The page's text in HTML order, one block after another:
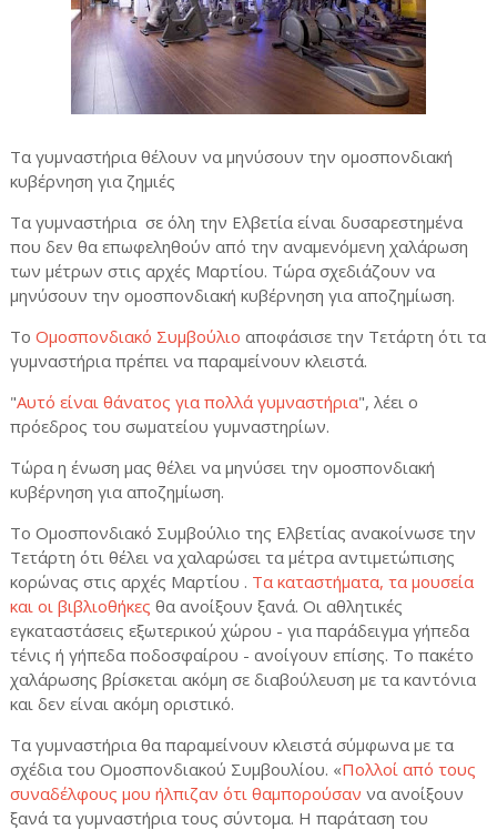
Τα γυμναστήρια θέλουν να μηνύσουν την ομοσπονδιακή
κυβέρνηση για ζημιές
Τα γυμναστήρια σε όλη την Ελβετία είναι δυσαρεστημένα
που δεν θα επωφεληθούν από την αναμενόμενη χαλάρωση
των μέτρων στις αρχές Μαρτίου. Τώρα σχεδιάζουν να
μηνύσουν την ομοσπονδιακή κυβέρνηση για αποζημίωση.
Το Ομοσπονδιακό Συμβούλιο αποφάσισε την Τετάρτη ότι τα
γυμναστήρια πρέπει να παραμείνουν κλειστά.
"Αυτό είναι θάνατος για πολλά γυμναστήρια", λέει ο
πρόεδρος του σωματείου γυμναστηρίων.
Τώρα η ένωση μας θέλει να μηνύσει την ομοσπονδιακή
κυβέρνηση για αποζημίωση.
Το Ομοσπονδιακό Συμβούλιο της Ελβετίας ανακοίνωσε την
Τετάρτη ότι θέλει να χαλαρώσει τα μέτρα αντιμετώπισης
κορώνας στις αρχές Μαρτίου . Τα καταστήματα, τα μουσεία
και οι βιβλιοθήκες θα ανοίξουν ξανά. Οι αθλητικές
εγκαταστάσεις εξωτερικού χώρου - για παράδειγμα γήπεδα
τένις ή γήπεδα ποδοσφαίρου - ανοίγουν επίσης. Το πακέτο
χαλάρωσης βρίσκεται ακόμη σε διαβούλευση με τα καντόνια
και δεν είναι ακόμη οριστικό.
Τα γυμναστήρια θα παραμείνουν κλειστά σύμφωνα με τα
σχέδια του Ομοσπονδιακού Συμβουλίου. «Πολλοί από τους
συναδέλφους μου ήλπιζαν ότι θαμπορούσαν να ανοίξουν
ξανά τα γυμναστήρια τους σύντομα. Η παράταση του